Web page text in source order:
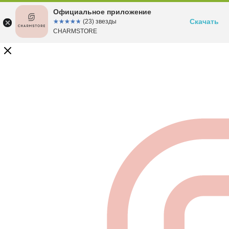
Официальное приложение
☆☆☆☆☆
★★★★★ (23) звезды
CHARMSTORE
Скачать